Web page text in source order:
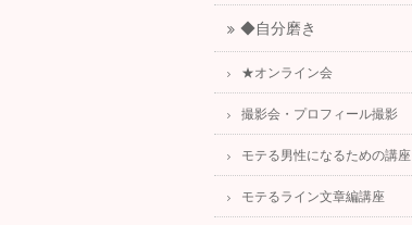
◆自分磨き
★オンライン会
撮影会・プロフィール撮影
モテる男性になるための講座
モテるライン文章編講座